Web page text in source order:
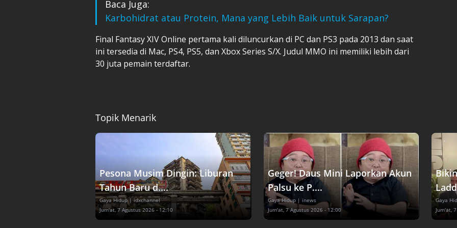
Baca Juga:
Karbohidrat atau Protein, Mana yang Lebih Baik untuk Sarapan?
Final Fantasy XIV Online pertama kali diluncurkan di PC dan PS3 pada 2013 dan saat
ini tersedia di Mac, PS4, PS5, dan Xbox Series S/X. Judul MMO ini memiliki lebih dari
30 juta pemain terdaftar.
Topik Menarik
Pesona Musim Dingin: Liburan
Tahun Baru d....
Gaya Hidup | idxchannel
Jum'at, 7 Agustus 2026 - 12:10
Geger! Daus Mini Laporkan Akun
Palsu ke P....
Gaya Hidup | inews
Jum'at, 7 Agustus 2026 - 12:00
Gaya
Jum'at,